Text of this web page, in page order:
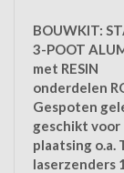
BOUWKIT:
3-POOT
met RESIN
onderdelen
Gespoten
geschikt voor
plaatsing o.a.
laserzenders